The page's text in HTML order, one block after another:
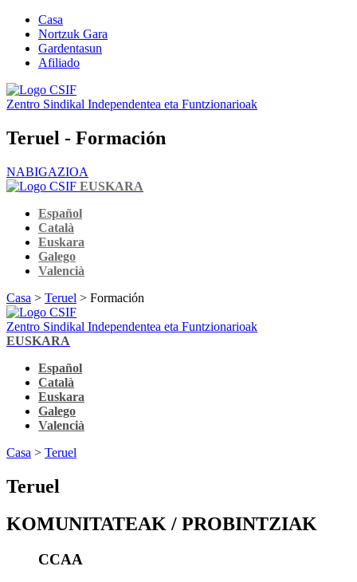
Casa
Nortzuk Gara
Gardentasun
Afiliado
Zentro Sindikal Independentea eta Funtzionarioak
Teruel - Formación
NABIGAZIOA
EUSKARA
Español
Català
Euskara
Galego
Valencià
Casa > Teruel > Formación
Zentro Sindikal Independentea eta Funtzionarioak
EUSKARA
Español
Català
Euskara
Galego
Valencià
Casa > Teruel
Teruel
KOMUNITATEAK / PROBINTZIAK
CCAA